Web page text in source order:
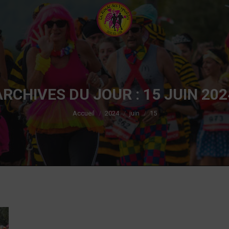
DU JOUR : 15 JUIN
Vous êtes ici :
Accueil 2024 juin 15